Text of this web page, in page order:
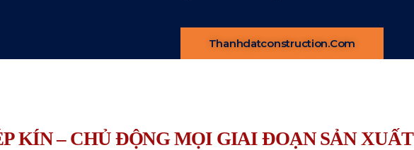
Thanhdatconstruction.com
KÍN – CHỦ ĐỘNG MỌI GIAI ĐOẠN SẢN XUẤT